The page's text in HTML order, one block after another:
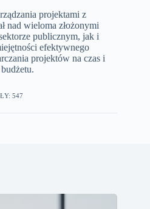
projektami z
nad wieloma złożonymi
publicznym, jak i
efektywnego
projektów na czas i
547